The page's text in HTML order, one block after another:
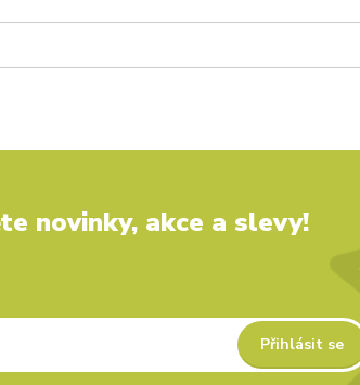
novinky, akce a slevy!
Přihlásit se